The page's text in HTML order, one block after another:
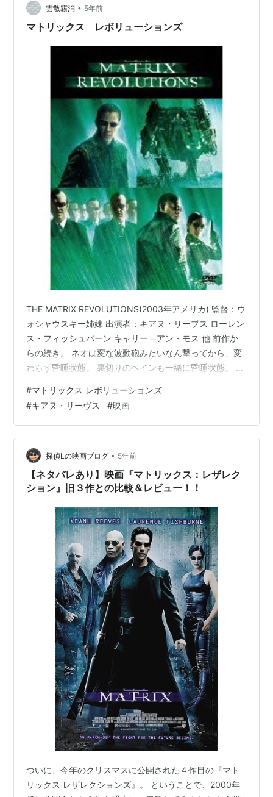
雲散霧消 • 5年前
マトリックス レボリューションズ
THE MATRIX REVOLUTIONS(2003年アメリカ) 監督：ウ
ォシャウスキー姉妹 出演者：キアヌ・リーブス ローレン
ス・フィッシュバーン キャリー＝アン・モス 他 前作か
らの続き。 ネオは変な波動砲みたいなん撃ってから、変
わらず昏睡状態。 裏切りのペインも一緒に昏睡状態。 モ
して 欲しいと依頼。昏睡状態では無くてマトリックス内
に いると話すマギー。 マトリックス内でネオを探してい
るも見つからず。 そんな中、20時間以内に機械がザイオ
ンに到着し襲撃と 情報が。急いで戦闘準備をする一同。
そんな中セラフから預言者が呼んでるとモーフィア…
#マトリックス レボリューションズ
#キアヌ・リーヴス #映画
探偵Lの映画ブログ • 5年前
【ネタバレあり】映画『マトリックス：レザレク
ション』旧３作との比較＆レビュー！！
ついに、今年のクリスマスに公開された４作目の『マト
リックス レザレクションズ』。 ということで、2000年